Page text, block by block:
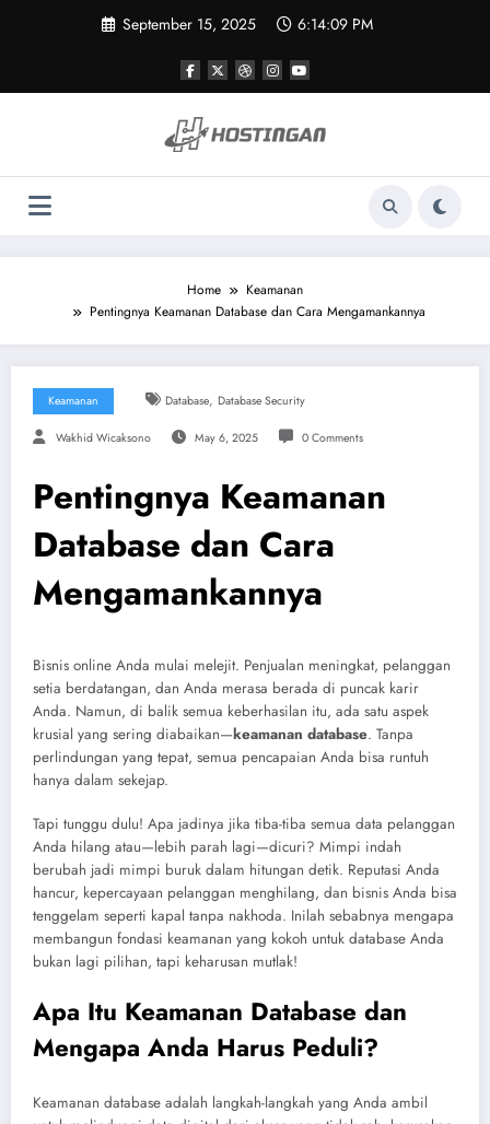
September 15, 2025 6:14:09 PM
Home
Keamanan
Pentingnya Keamanan Database dan Cara Mengamankannya
Keamanan Database, Database Security
Wakhid Wicaksono May 6, 2025 0 Comments
Pentingnya Keamanan
Database dan Cara
Mengamankannya
Bisnis online Anda mulai melejit. Penjualan meningkat, pelanggan
setia berdatangan, dan Anda merasa berada di puncak karir
Anda. Namun, di balik semua keberhasilan itu, ada satu aspek
krusial yang sering diabaikan—keamanan database. Tanpa
perlindungan yang tepat, semua pencapaian Anda bisa runtuh
hanya dalam sekejap.
Tapi tunggu dulu! Apa jadinya jika tiba-tiba semua data pelanggan
Anda hilang atau—lebih parah lagi—dicuri? Mimpi indah
berubah jadi mimpi buruk dalam hitungan detik. Reputasi Anda
hancur, kepercayaan pelanggan menghilang, dan bisnis Anda bisa
tenggelam seperti kapal tanpa nakhoda. Inilah sebabnya mengapa
membangun fondasi keamanan yang kokoh untuk database Anda
bukan lagi pilihan, tapi keharusan mutlak!
Apa Itu Keamanan Database dan
Mengapa Anda Harus Peduli?
Keamanan database adalah langkah-langkah yang Anda ambil